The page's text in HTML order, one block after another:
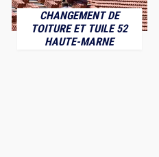
CHANGEMENT DE
TOITURE ET TUILE 52
HAUTE-MARNE